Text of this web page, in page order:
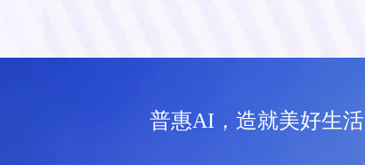
普惠AI，造就美好生活